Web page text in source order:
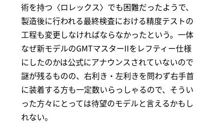
術を持つ〈ロレックス〉でも困難だったようで、
製造後に行われる最終検査における精度テストの
工程も変更しなければならなかったという。一体
なぜ新モデルのGMTマスターIIをレフティー仕様
にしたのかは公式にアナウンスされていないので
謎が残るものの、右利き・左利きを問わず右手首
に装着する方も一定数いらっしゃるので、そうい
った方々にとっては待望のモデルと言えるかもし
れない。